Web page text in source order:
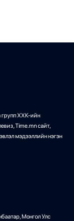
групп ХХК-ийн
Time.mn сайт,
мэдээллийн нэгэн
Монгол Улс